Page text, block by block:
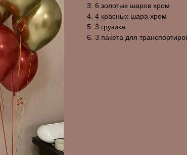
6 золотых шаров хром
4 красных шара хром
3 грузика
3 пакета для